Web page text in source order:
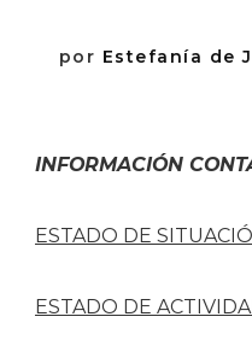
por Estefanía de
INFORMACIÓN
ESTADO DE
ESTADO DE